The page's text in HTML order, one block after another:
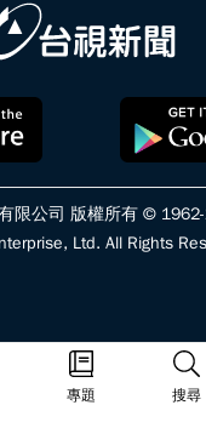
專題 搜尋
限公司 版權所有 ©
Ltd. All Rights